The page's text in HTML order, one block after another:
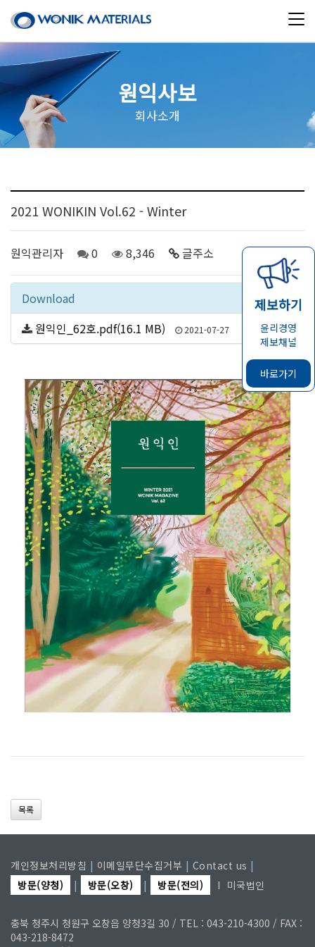
제보하기
윤리경영
제보채널
바로가기
원익사보
회사소개
2021 WONIKIN Vol.62 - Winter
원익관리자 0 8,346 글주소 03-31
Download
원익인_62호.pdf(16.1 MB)
2021-07-27 65
목록
개인정보처리방침 | 이메일무단수집거부 | Contact us |
방문(양청)
| 방문(오창) | 방문(전의) I 미국법인
충북 청주시 청원구 오창읍 양청3길 30 / TEL : 043-210-4300 / FAX :
043-218-8472